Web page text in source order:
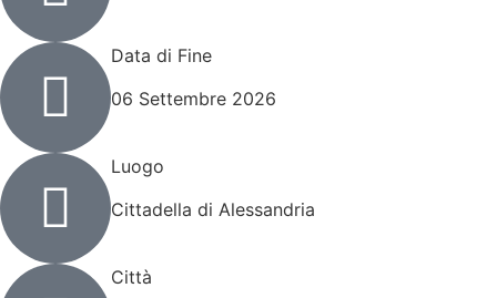
Data di Fine
06 Settembre 2026
Luogo
Cittadella di Alessandria
Città